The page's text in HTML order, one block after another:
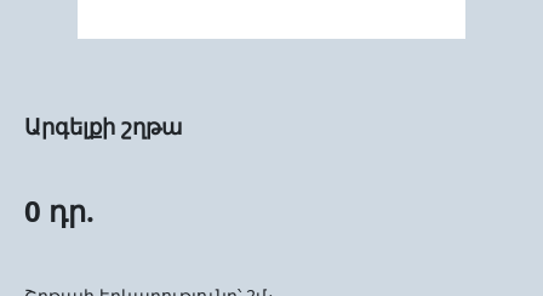
Արգելքի շղթա
0 դր.